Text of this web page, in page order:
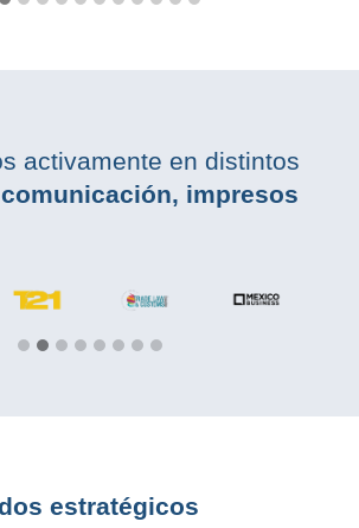
activamente en distintos
impresos
estratégicos